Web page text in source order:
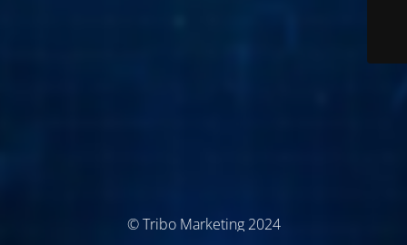
© Tribo Marketing 2024